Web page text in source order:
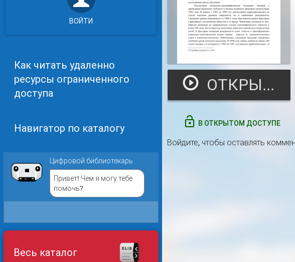
ВОЙТИ
Как читать удаленно
ресурсы ограниченного
доступа
Навигатор по каталогу
Цифровой библиотекарь
Привет! Чем я могу тебе
помочь?
Весь каталог
ОТКРЫТЬ
В ОТКРЫТОМ ДОСТУПЕ
Войдите, чтобы оставлять